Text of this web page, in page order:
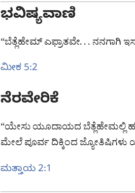
ಭವಿಷ್ಯವಾಣಿ
“ಬೆತ್ಲೆಹೇಮ್‌ ಎಫ್ರಾತವೇ. . . ನನಗಾಗಿ
ಮೀಕ 5:2
ನೆರವೇರಿಕೆ
“ಯೇಸು ಯೂದಾಯದ ಬೆತ್ಲೆಹೇಮಲ್ಲಿ
ಮೇಲೆ ಪೂರ್ವ ದಿಕ್ಕಿಂದ ಜ್ಯೋತಿಷಿಗಳು
ಮತ್ತಾಯ 2:1